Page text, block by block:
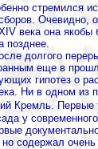
стремился
Очевидно,
века она
позднее.
долгого
еще в
гипотез о
Ни в одном из
Кремль. Первые
у
содержал